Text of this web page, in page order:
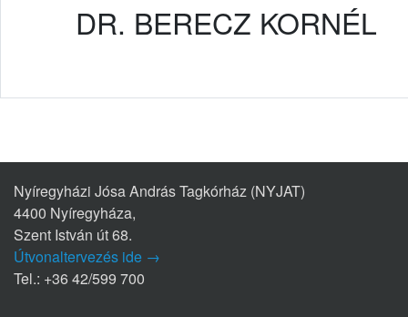
DR. BERECZ KORNÉL
Nyíregyházi Jósa András Tagkórház (NYJAT)
4400 Nyíregyháza,
Szent István út 68.
Útvonaltervezés ide →
Tel.: +36 42/599 700